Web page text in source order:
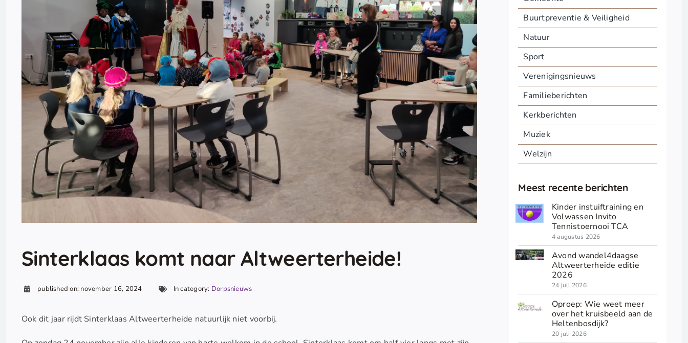
Sinterklaas komt naar Altweerterheide!
published on: november 16, 2024 In category: Dorpsnieuws
Ook dit jaar rijdt Sinterklaas Altweerterheide natuurlijk niet voorbij.
Buurtpreventie & Veiligheid
Natuur
Sport
Verenigingsnieuws
Familieberichten
Kerkberichten
Muziek
Welzijn
Meest recente berichten
Kinder instuiftraining en
Volwassen Invito
Tennistoernooi TCA
4 augustus 2026
Avond wandel4daagse
Altweerterheide editie
2026
24 juli 2026
Oproep: Wie weet meer
over het kruisbeeld aan de
Heltenbosdijk?
20 juli 2026